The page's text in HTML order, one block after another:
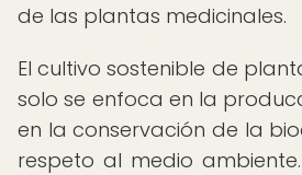
de las plantas medicinales.
El cultivo sostenible de
solo se enfoca en la
en la conservación de la
respeto al medio